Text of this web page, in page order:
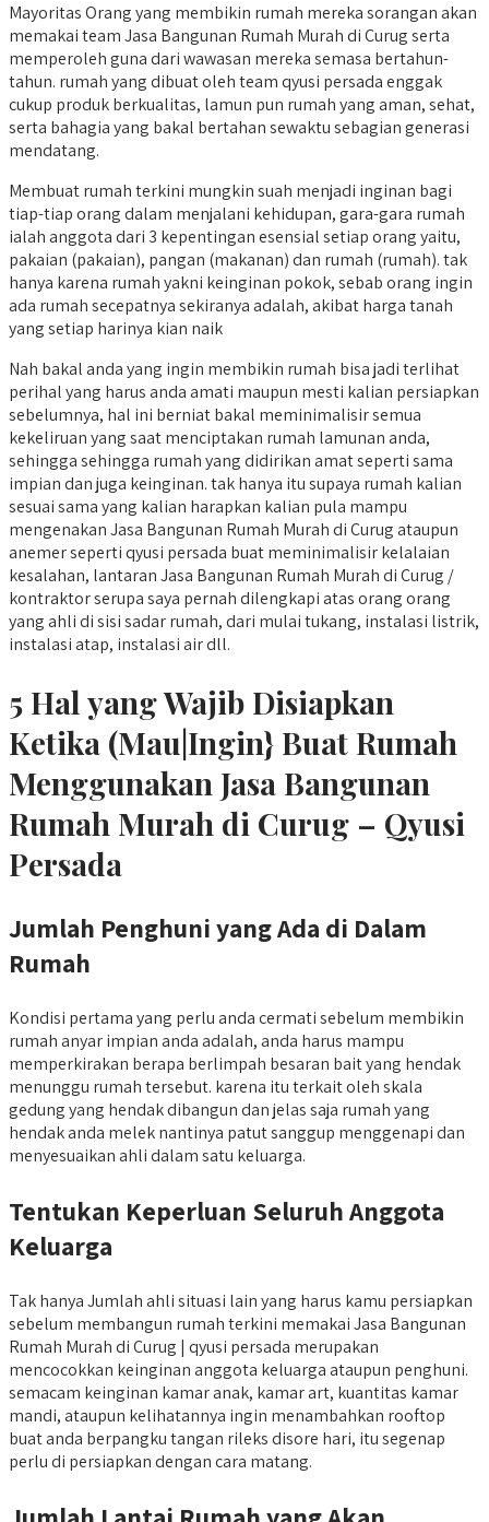
Mayoritas Orang yang membikin rumah mereka sorangan akan
memakai team Jasa Bangunan Rumah Murah di Curug serta
memperoleh guna dari wawasan mereka semasa bertahun-
tahun. rumah yang dibuat oleh team qyusi persada enggak
cukup produk berkualitas, lamun pun rumah yang aman, sehat,
serta bahagia yang bakal bertahan sewaktu sebagian generasi
mendatang.
Membuat rumah terkini mungkin suah menjadi inginan bagi
tiap-tiap orang dalam menjalani kehidupan, gara-gara rumah
ialah anggota dari 3 kepentingan esensial setiap orang yaitu,
pakaian (pakaian), pangan (makanan) dan rumah (rumah). tak
hanya karena rumah yakni keinginan pokok, sebab orang ingin
ada rumah secepatnya sekiranya adalah, akibat harga tanah
yang setiap harinya kian naik
Nah bakal anda yang ingin membikin rumah bisa jadi terlihat
perihal yang harus anda amati maupun mesti kalian persiapkan
sebelumnya, hal ini berniat bakal meminimalisir semua
kekeliruan yang saat menciptakan rumah lamunan anda,
sehingga sehingga rumah yang didirikan amat seperti sama
impian dan juga keinginan. tak hanya itu supaya rumah kalian
sesuai sama yang kalian harapkan kalian pula mampu
mengenakan Jasa Bangunan Rumah Murah di Curug ataupun
anemer seperti qyusi persada buat meminimalisir kelalaian
kesalahan, lantaran Jasa Bangunan Rumah Murah di Curug /
kontraktor serupa saya pernah dilengkapi atas orang orang
yang ahli di sisi sadar rumah, dari mulai tukang, instalasi listrik,
instalasi atap, instalasi air dll.
5 Hal yang Wajib Disiapkan
Ketika (Mau|Ingin} Buat Rumah
Menggunakan Jasa Bangunan
Rumah Murah di Curug – Qyusi
Persada
Jumlah Penghuni yang Ada di Dalam
Rumah
Kondisi pertama yang perlu anda cermati sebelum membikin
rumah anyar impian anda adalah, anda harus mampu
memperkirakan berapa berlimpah besaran bait yang hendak
menunggu rumah tersebut. karena itu terkait oleh skala
gedung yang hendak dibangun dan jelas saja rumah yang
hendak anda melek nantinya patut sanggup menggenapi dan
menyesuaikan ahli dalam satu keluarga.
Tentukan Keperluan Seluruh Anggota
Keluarga
Tak hanya Jumlah ahli situasi lain yang harus kamu persiapkan
sebelum membangun rumah terkini memakai Jasa Bangunan
Rumah Murah di Curug | qyusi persada merupakan
mencocokkan keinginan anggota keluarga ataupun penghuni.
semacam keinginan kamar anak, kamar art, kuantitas kamar
mandi, ataupun kelihatannya ingin menambahkan rooftop
buat anda berpangku tangan rileks disore hari, itu segenap
perlu di persiapkan dengan cara matang.